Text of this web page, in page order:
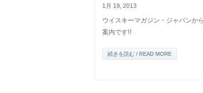
1月 19, 2013
ウイスキーマガジン・ジャパンか
案内です!!
続きを読む / READ MORE